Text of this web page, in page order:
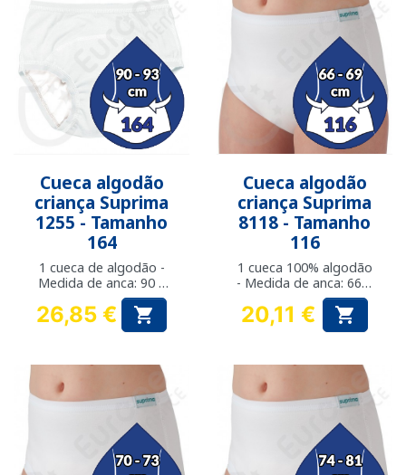
Cueca algodão
criança Suprima
1255 - Tamanho
164
1 cueca de algodão -
Medida de anca: 90 a
Preço
26,85 € 
Cueca algodão
criança Suprima
8118 - Tamanho
116
1 cueca 100% algodão
- Medida de anca: 66 a
Preço
20,11 € 